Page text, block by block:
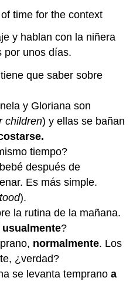
time for the context
y hablan con la niñera
por unos días.
que saber sobre
y Gloriana son
children) y ellas se bañan
tiempo?
después de
Es más simple.
).
la rutina de la mañana.
usualmente?
normalmente. Los
¿verdad?
se levanta tempranoa